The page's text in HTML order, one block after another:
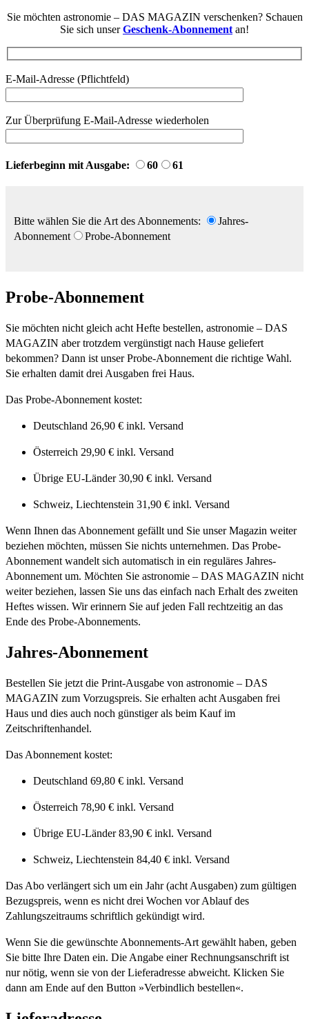
Sie möchten astronomie – DAS MAGAZIN verschenken? Schauen
Sie sich unserGeschenk-Abonnement an!
E-Mail-Adresse (Pflichtfeld)
Zur Überprüfung E-Mail-Adresse wiederholen
Lieferbeginn mit Ausgabe: 60 61
Bitte wählen Sie die Art des Abonnements:
Jahres-
Abonnement
Probe-Abonnement
Probe-Abonnement
Sie möchten nicht gleich acht Hefte bestellen, astronomie – DAS
MAGAZIN aber trotzdem vergünstigt nach Hause geliefert
bekommen? Dann ist unser Probe-Abonnement die richtige Wahl.
Sie erhalten damit drei Ausgaben frei Haus.
Das Probe-Abonnement kostet:
Deutschland 26,90 € inkl. Versand
Österreich 29,90 € inkl. Versand
Übrige EU-Länder 30,90 € inkl. Versand
Schweiz, Liechtenstein 31,90 € inkl. Versand
Wenn Ihnen das Abonnement gefällt und Sie unser Magazin weiter
beziehen möchten, müssen Sie nichts unternehmen. Das Probe-
Abonnement wandelt sich automatisch in ein reguläres Jahres-
Abonnement um. Möchten Sie astronomie – DAS MAGAZIN nicht
weiter beziehen, lassen Sie uns das einfach nach Erhalt des zweiten
Heftes wissen. Wir erinnern Sie auf jeden Fall rechtzeitig an das
Ende des Probe-Abonnements.
Jahres-Abonnement
Bestellen Sie jetzt die Print-Ausgabe von astronomie – DAS
MAGAZIN zum Vorzugspreis. Sie erhalten acht Ausgaben frei
Haus und dies auch noch günstiger als beim Kauf im
Zeitschriftenhandel.
Das Abonnement kostet:
Deutschland 69,80 € inkl. Versand
Österreich 78,90 € inkl. Versand
Übrige EU-Länder 83,90 € inkl. Versand
Schweiz, Liechtenstein 84,40 € inkl. Versand
Das Abo verlängert sich um ein Jahr (acht Ausgaben) zum gültigen
Bezugspreis, wenn es nicht drei Wochen vor Ablauf des
Zahlungszeitraums schriftlich gekündigt wird.
Wenn Sie die gewünschte Abonnements-Art gewählt haben, geben
Sie bitte Ihre Daten ein. Die Angabe einer Rechnungsanschrift ist
nur nötig, wenn sie von der Lieferadresse abweicht. Klicken Sie
dann am Ende auf den Button »Verbindlich bestellen«.